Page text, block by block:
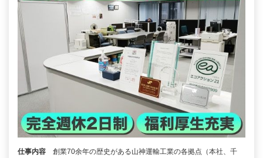
仕事内容
創業70余年の歴史がある山神運輸工業の各拠点（本社、千